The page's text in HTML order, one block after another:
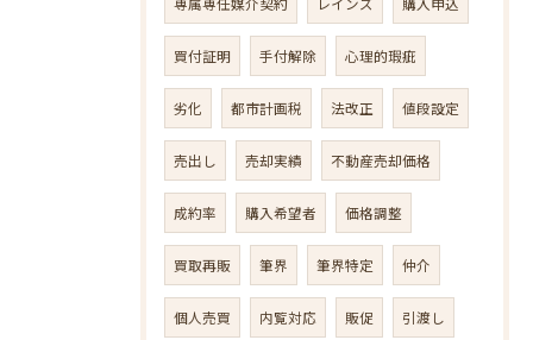
買付証明 手付解除 心理的瑕疵
劣化 都市計画税 法改正 値段設定
売出し 売却実績 不動産売却価格
成約率 購入希望者 価格調整
買取再販 筆界 筆界特定 仲介
個人売買 内覧対応 販促 引渡し